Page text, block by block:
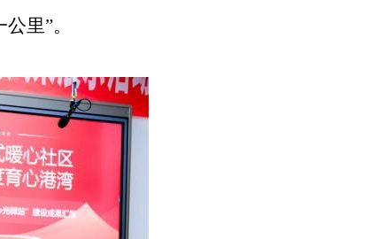
里”。